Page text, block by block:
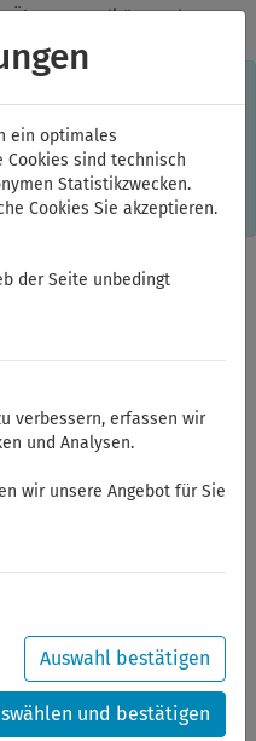
Über 20 Qualitätsmarken ✓
Euro Bruttowarenwert
die Session-
auf Ihrem Rechner
des
Sie damit nicht
werden ab dem
ein optimales
Cookies sind technisch
Statistikzwecken.
Cookies Sie akzeptieren.
der Seite unbedingt
verbessern, erfassen wir
und Analysen.
wir unsere Angebot für Sie
Auswahl bestätigen
und bestätigen